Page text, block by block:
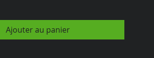
Ajouter au panier